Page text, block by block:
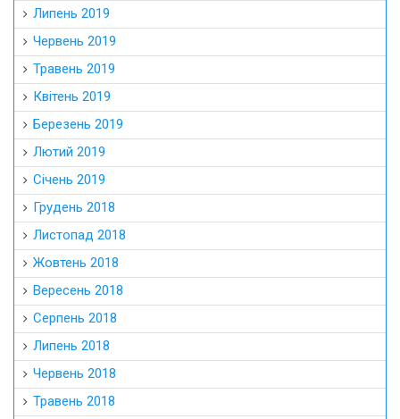
Липень 2019
Червень 2019
Травень 2019
Квітень 2019
Березень 2019
Лютий 2019
Січень 2019
Грудень 2018
Листопад 2018
Жовтень 2018
Вересень 2018
Серпень 2018
Липень 2018
Червень 2018
Травень 2018